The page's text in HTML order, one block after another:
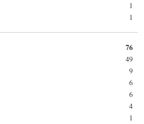
1
1
76
49
9
6
6
4
1